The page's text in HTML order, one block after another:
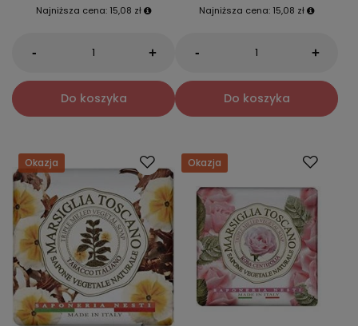
Najniższa cena: 15,08 zł
- +
Do koszyka
Najniższa cena: 15,08 zł
- +
Do koszyka
Okazja Okazja